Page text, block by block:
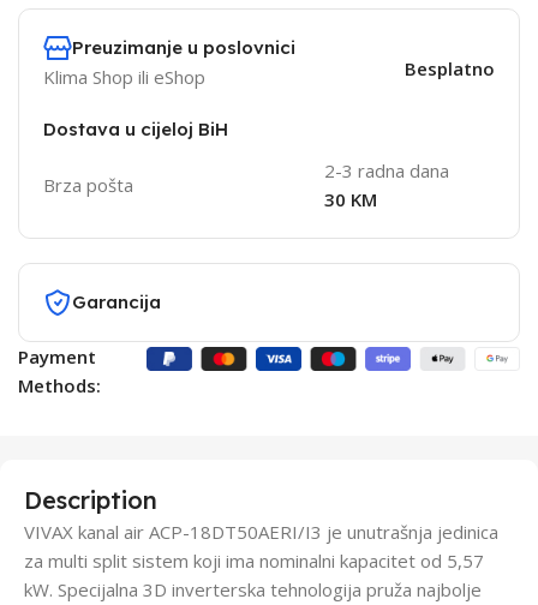
Preuzimanje u poslovnici
Klima Shop ili eShop Besplatno
Dostava u cijeloj BiH
Brza pošta
2-3 radna dana
30 KM
Garancija
Payment
Methods:
Description
VIVAX kanal air ACP-18DT50AERI/I3 je unutrašnja jedinica
za multi split sistem koji ima nominalni kapacitet od 5,57
kW. Specijalna 3D inverterska tehnologija pruža najbolje